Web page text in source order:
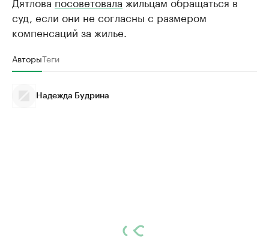
суд, если они не согласны с размером
компенсаций за жилье.
АвторыТеги
Надежда Будрина